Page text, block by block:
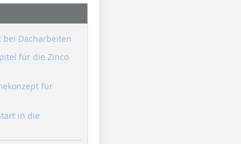
bei Dacharbeiten
für die Zinco
für
in die